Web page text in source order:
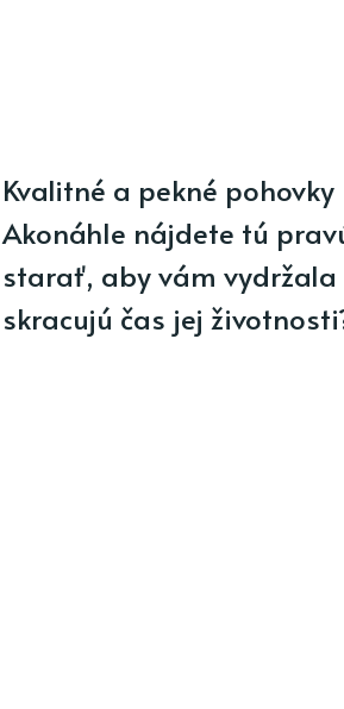
Kvalitné a pekné
Akonáhle nájdete tú
starať, aby vám vydržala
skracujú čas jej